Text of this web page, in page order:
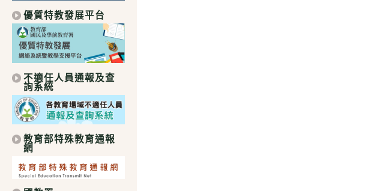
優質特教發展平台
不適任人員通報及查
詢系統
教育部特殊教育通報
網